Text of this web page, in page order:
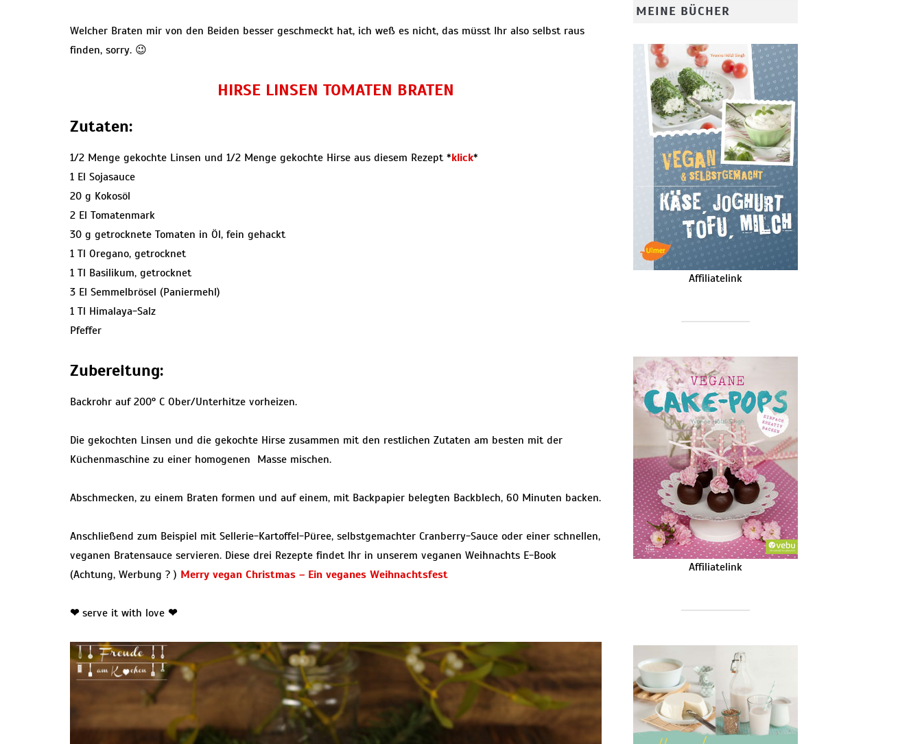
Welcher Braten mir von den Beiden besser geschmeckt hat, ich weß es nicht, das müsst Ihr also selbst raus
finden, sorry. 😉
HIRSE LINSEN TOMATEN BRATEN
Zutaten:
1/2 Menge gekochte Linsen und 1/2 Menge gekochte Hirse aus diesem Rezept *klick*
1 El Sojasauce
20 g Kokosöl
2 El Tomatenmark
30 g getrocknete Tomaten in Öl, fein gehackt
1 Tl Oregano, getrocknet
1 Tl Basilikum, getrocknet
3 El Semmelbrösel (Paniermehl)
1 Tl Himalaya-Salz
Pfeffer
Zubereitung:
Backrohr auf 200° C Ober/Unterhitze vorheizen.
Die gekochten Linsen und die gekochte Hirse zusammen mit den restlichen Zutaten am besten mit der
Küchenmaschine zu einer homogenen Masse mischen.
Abschmecken, zu einem Braten formen und auf einem, mit Backpapier belegten Backblech, 60 Minuten backen.
Anschließend zum Beispiel mit Sellerie-Kartoffel-Püree, selbstgemachter Cranberry-Sauce oder einer schnellen,
veganen Bratensauce servieren. Diese drei Rezepte findet Ihr in unserem veganen Weihnachts E-Book
(Achtung, Werbung ? ) Merry vegan Christmas – Ein veganes Weihnachtsfest
❤ serve it with love ❤
MEINE BÜCHER
Affiliatelink
Affiliatelink